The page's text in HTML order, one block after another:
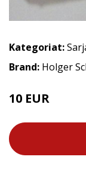
Kategoriat:
Brand: Holger
10 EUR